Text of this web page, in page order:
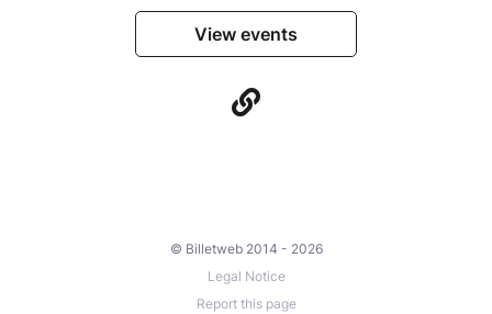
View events
© Billetweb 2014 - 2026
Legal Notice
Report this page